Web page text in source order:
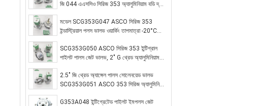
জি 044 এএসসিও সিরিজ 353 অ্যালুমিনিয়াম বডি দ্রুত
মডেল SCG353G047 ASCO সিরিজ 353
ইন্ডাস্ট্রিয়াল পলস ভালভ ওয়ার্কিং তাপমাত্রা -20°C
SCG353G050 ASCO সিরিজ 353 ইন্টিগ্রাল
পাইলট পালস জেট ভালভ, 2" G থ্রেড অ্যালুমিনিয়াম
2.5" জি থ্রেড অ্যাঙ্গেল পালস সোলেনয়েড ভালভ
SCG353G051 ASCO 353 সিরিজ অ্যালুমিনিয়াম
G353A048 ইন্টিগ্রেটেড পাইলট ইমপলস জেট